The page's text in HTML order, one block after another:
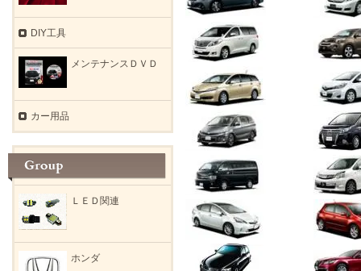
DIY工具
メンテナンスＤＶＤ
カー用品
ＬＥＤ関連
ホンダ